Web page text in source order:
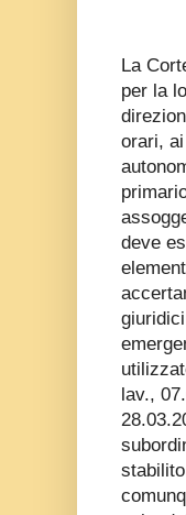
La
per la
orari,
deve
lav.,